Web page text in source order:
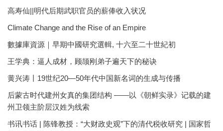
高寿仙||明代后期武职官员的薪俸收入状况
Climate Change and the Rise of an Empire
數據庫資源｜早期中國研究選輯, 十六至二十世紀初
王学典：逼人成材，顾颉刚弟子遍天下的秘诀
黄兴涛丨19世纪20—50年代中国新名词的生成与传播
后蒙古时代建州女真的集团结构 ——以《朝鲜实录》记载的建
州卫领主阶层汉姓为线索
书讯书话 | 陈锋教授：“大财政史观”下的清代税收研究 | 国家哲